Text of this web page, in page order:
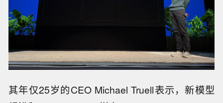
其年仅25岁的CEO Michael Truell表示，新模型